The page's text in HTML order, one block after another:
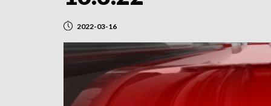
2022-03-16